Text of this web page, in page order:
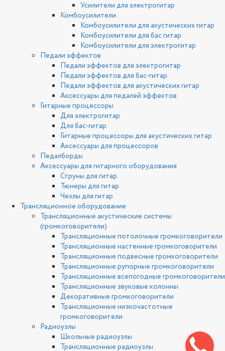
Усилители для электрогитар
Комбоусилители
Комбоусилители для акустических гитар
Комбоусилители для бас гитар
Комбоусилители для электрогитар
Педали эффектов
Педали эффектов для электрогитар
Педали эффектов для бас-гитар
Педали эффектов для акустических гитар
Аксессуары для педалей эффектов
Гитарные процессоры
Для электрогитар
Для бас-гитар
Гитарные процессоры для акустических гитар
Аксессуары для процессоров
Педалборды
Аксессуары для гитарного оборудования
Струны для гитар
Тюнеры для гитар
Чехлы для гитар
Трансляционное оборудование
Трансляционные акустические системы
(громкоговорители)
Трансляционные потолочные громкоговорители
Трансляционные настенные громкоговорители
Трансляционные подвесные громкоговорители
Трансляционные рупорные громкоговорители
Трансляционные всепогодные громкоговорители
Трансляционные звуковые колонны
Декоративные громкоговорители
Трансляционные низкочастотные
громкоговорители
Радиоузлы
Школьные радиоузлы
Трансляционные радиоузлы